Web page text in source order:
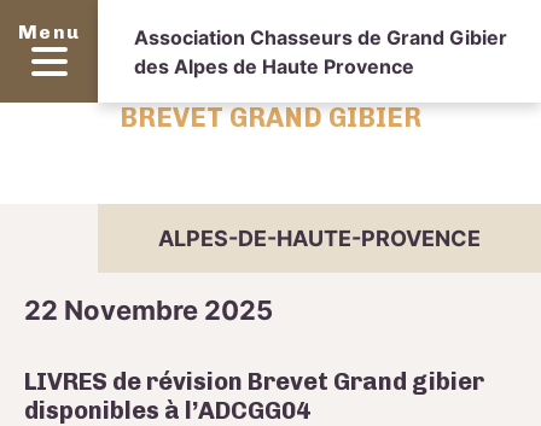
Menu
Association Chasseurs de Grand Gibier
des Alpes de Haute Provence
BREVET GRAND GIBIER
ALPES-DE-HAUTE-PROVENCE
22 Novembre 2025
LIVRES de révision Brevet Grand gibier
disponibles à l’ADCGG04